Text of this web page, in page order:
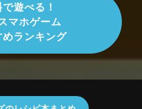
遊べる！
マホゲーム
めランキング